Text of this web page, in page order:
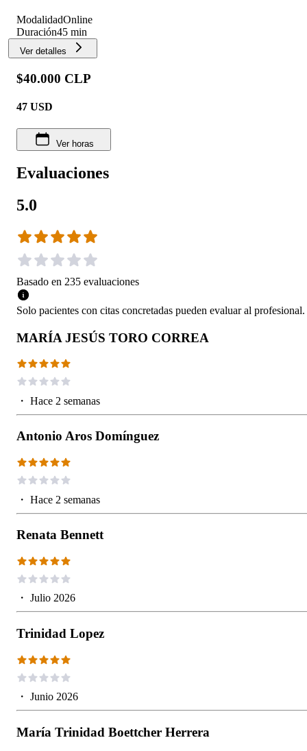
ModalidadOnline
Duración45 min
Ver detalles
$40.000 CLP
47 USD
Ver horas
Evaluaciones
5.0
Basado en 235 evaluaciones
Solo pacientes con citas concretadas pueden evaluar al profesional.
MARÍA JESÚS TORO CORREA
・ Hace 2 semanas
Antonio Aros Domínguez
・ Hace 2 semanas
Renata Bennett
・ Julio 2026
Trinidad Lopez
・ Junio 2026
María Trinidad Boettcher Herrera